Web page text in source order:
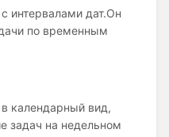
интервалами дат.Он
по временным
календарный вид,
задач на недельном